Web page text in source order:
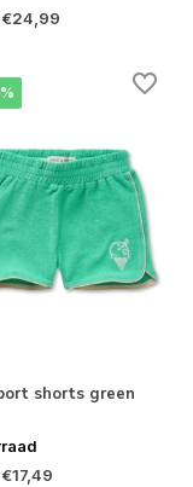
€24,99
shorts green
€17,49